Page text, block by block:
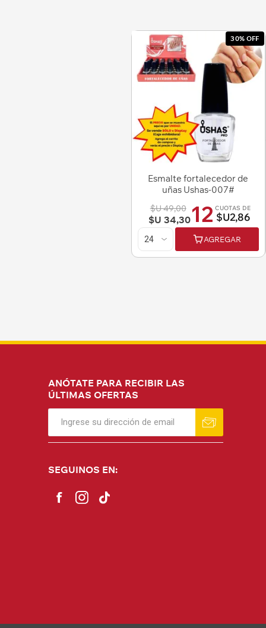
30% OFF
Esmalte fortalecedor de
uñas Ushas-007#
$U 49,00
$U 34,3012 CUOTAS DE
$U2,86
AGREGAR
ANÓTATE PARA RECIBIR LAS
ÚLTIMAS OFERTAS
SEGUINOS EN: